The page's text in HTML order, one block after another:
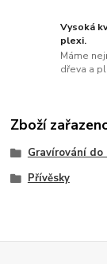
Vysoká
plexi.
Máme
dřeva a
Zboží
Gravírování do
Přívěsky